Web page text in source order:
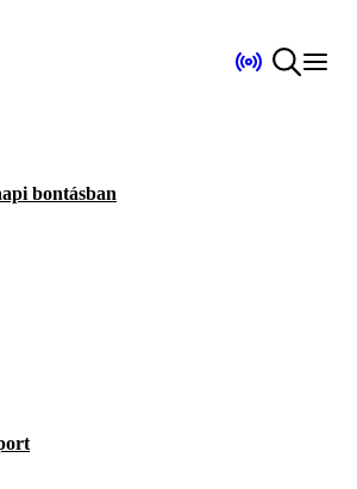
bontásban